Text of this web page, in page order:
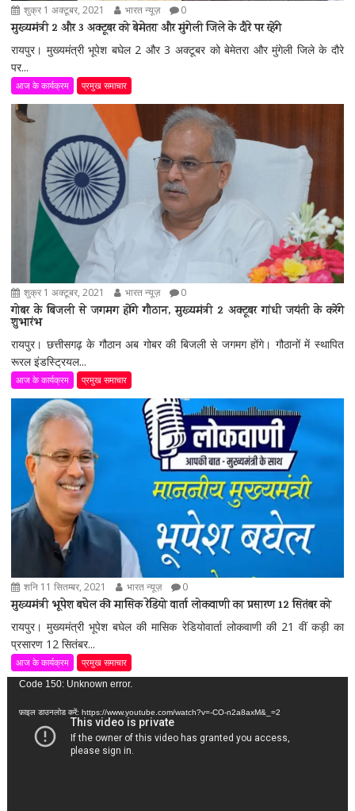
शुक्र 1 अक्टूबर, 2021 भारत न्यूज़ 0
मुख्यमंत्री 2 और 3 अक्टूबर को बेमेतरा और मुंगेली जिले के दौरे पर रहेंगे
रायपुर। मुख्यमंत्री भूपेश बघेल 2 और 3 अक्टूबर को बेमेतरा और मुंगेली जिले के दौरे
पर...
आज के कार्यक्रम प्रमुख समाचार
शुक्र 1 अक्टूबर, 2021 भारत न्यूज़ 0
गोबर के बिजली से जगमग होंगे गौठान, मुख्यमंत्री 2 अक्टूबर गांधी जयंती के करेंगे
शुभारंभ
रायपुर। छत्तीसगढ़ के गौठान अब गोबर की बिजली से जगमग होंगे। गौठानों में स्थापित
रूरल इंडस्ट्रियल...
आज के कार्यक्रम प्रमुख समाचार
शनि 11 सितम्बर, 2021 भारत न्यूज़ 0
मुख्यमंत्री भूपेश बघेल की मासिक रेडियो वार्ता लोकवाणी का प्रसारण 12 सितंबर को
रायपुर। मुख्यमंत्री भूपेश बघेल की मासिक रेडियोवार्ता लोकवाणी की 21 वीं कड़ी का
प्रसारण 12 सितंबर...
आज के कार्यक्रम प्रमुख समाचार
वीडियो
Code 150: Unknown error.
फ़ाइल डाउनलोड करें: https://www.youtube.com/watch?v=-CO-n2a8axM&_=2